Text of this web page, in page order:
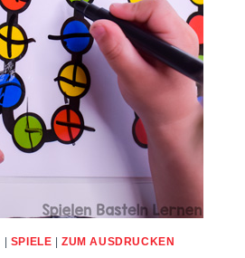
| SPIELE |ZUM AUSDRUCKEN